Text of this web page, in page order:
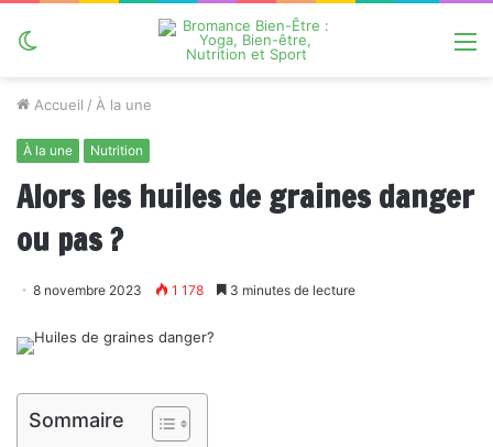
Accueil / À la une
À la une Nutrition
Alors les huiles de graines danger
ou pas ?
8 novembre 2023 1 178 3 minutes de lecture
Sommaire